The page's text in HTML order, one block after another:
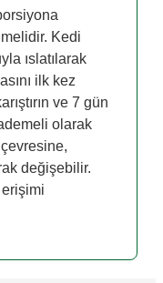
Kedi
ıslatılarak
ilk kez
ve 7 gün
olarak
değişebilir.